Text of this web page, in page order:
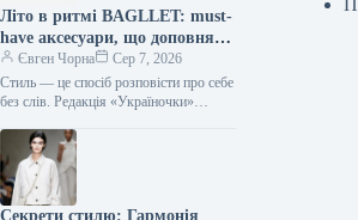
Літо в ритмі BAGLLET: must-
have аксесуари, що доповнять
твій фешн-образ
Євген Чорна
Сер 7, 2026
Стиль — це спосіб розповісти про себе
без слів. Редакція «Україночки»
тенденціями, і сьогодні ми
підготували…
Секрети стилю: Гармонія